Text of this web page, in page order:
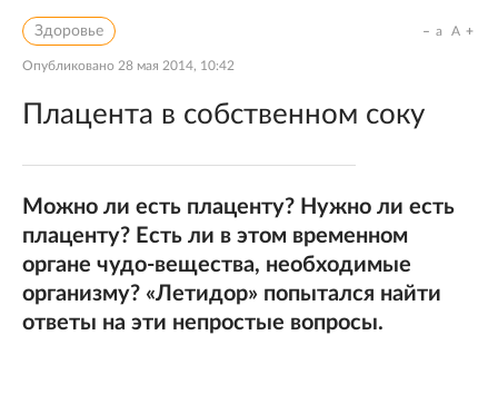
Здоровье
Опубликовано 28 мая 2014, 10:42
a A
Плацента в собственном соку
Можно ли есть плаценту? Нужно ли есть
плаценту? Есть ли в этом временном
органе чудо-вещества, необходимые
организму? «Летидор» попытался найти
ответы на эти непростые вопросы.